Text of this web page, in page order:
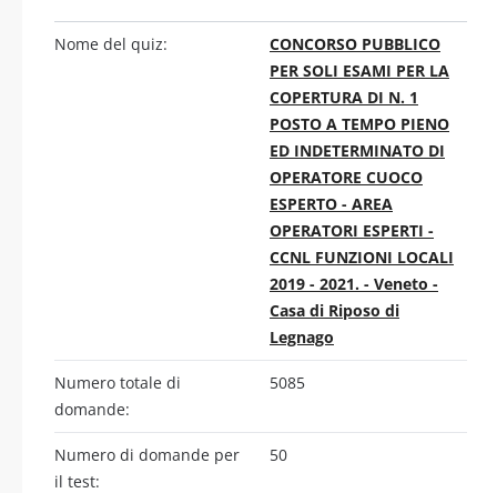
Nome del quiz:
CONCORSO PUBBLICO
PER SOLI ESAMI PER LA
COPERTURA DI N. 1
POSTO A TEMPO PIENO
ED INDETERMINATO DI
OPERATORE CUOCO
ESPERTO - AREA
OPERATORI ESPERTI -
CCNL FUNZIONI LOCALI
2019 - 2021. - Veneto -
Casa di Riposo di
Legnago
Numero totale di
domande:
5085
Numero di domande per
il test:
50